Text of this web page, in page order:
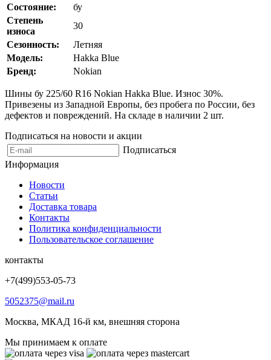
Состояние:
бу
Степень
износа
30
Сезонность:
Летняя
Модель:
Hakka Blue
Бренд:
Nokian
Шины бу 225/60 R16 Nokian Hakka Blue. Износ 30%.
Привезены из Западной Европы, без пробега по России, без
дефектов и повреждений. На складе в наличии 2 шт.
Подписаться на новости и акции
Подписаться
Информация
Новости
Статьи
Доставка товара
Контакты
Политика конфиденциальности
Пользовательское соглашение
контакты
+7(499)553-05-73
5052375@mail.ru
Москва, МКАД 16-й км, внешняя сторона
Мы принимаем к оплате